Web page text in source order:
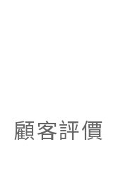
顧客評價